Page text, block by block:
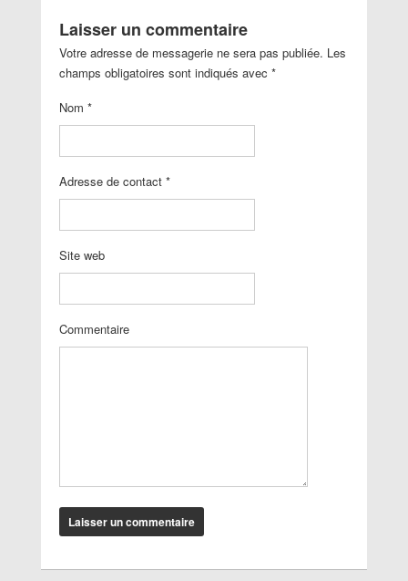
Laisser un commentaire
Votre adresse de messagerie ne sera pas publiée. Les
champs obligatoires sont indiqués avec *
Nom *
Adresse de contact *
Site web
Commentaire